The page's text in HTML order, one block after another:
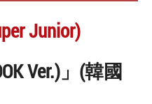
Junior)
Ver.)」(韓國